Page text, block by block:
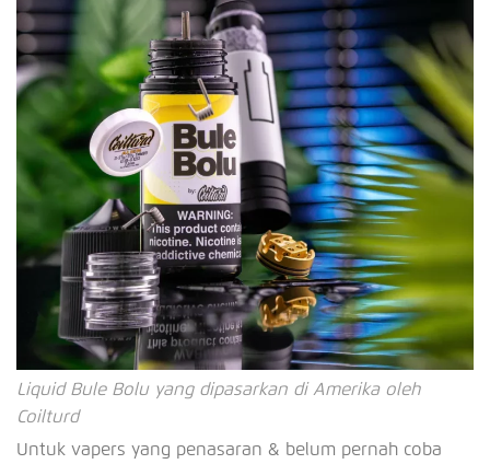
Liquid Bule Bolu yang dipasarkan di Amerika oleh
Coilturd
Untuk vapers yang penasaran & belum pernah coba